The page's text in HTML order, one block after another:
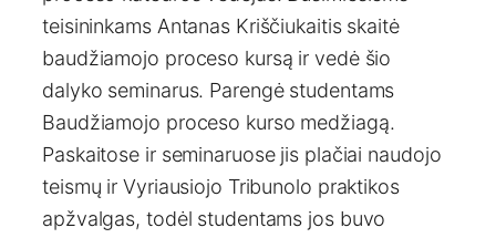
teisininkams Antanas Kriščiukaitis skaitė
baudžiamojo proceso kursą ir vedė šio
dalyko seminarus. Parengė studentams
Baudžiamojo proceso kurso medžiagą.
Paskaitose ir seminaruose jis plačiai naudojo
teismų ir Vyriausiojo Tribunolo praktikos
apžvalgas, todėl studentams jos buvo